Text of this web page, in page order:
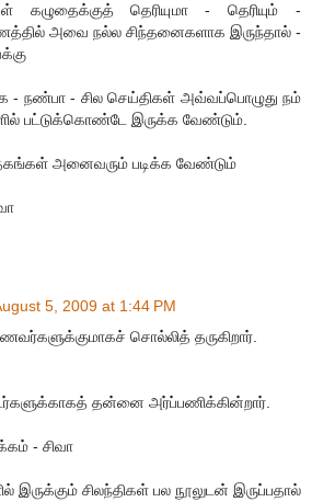
கழுதைக்குத் தெரியுமா - தெரியும் -
அவை நல்ல சிந்தனைகளாக இருந்தால் -
- நண்பா - சில செய்திகள் அவ்வப்பொழுது நம்
பட்டுக்கொண்டே இருக்க வேண்டும்.
அனைவரும் படிக்க வேண்டும்
5, 2009 at 1:44 PM
சொல்லித் தருகிறார்.
தன்னை அர்ப்பணிக்கின்றார்.
- சிவா
இருக்கும் சிலந்திகள் பல நூலுடன் இருப்பதால்